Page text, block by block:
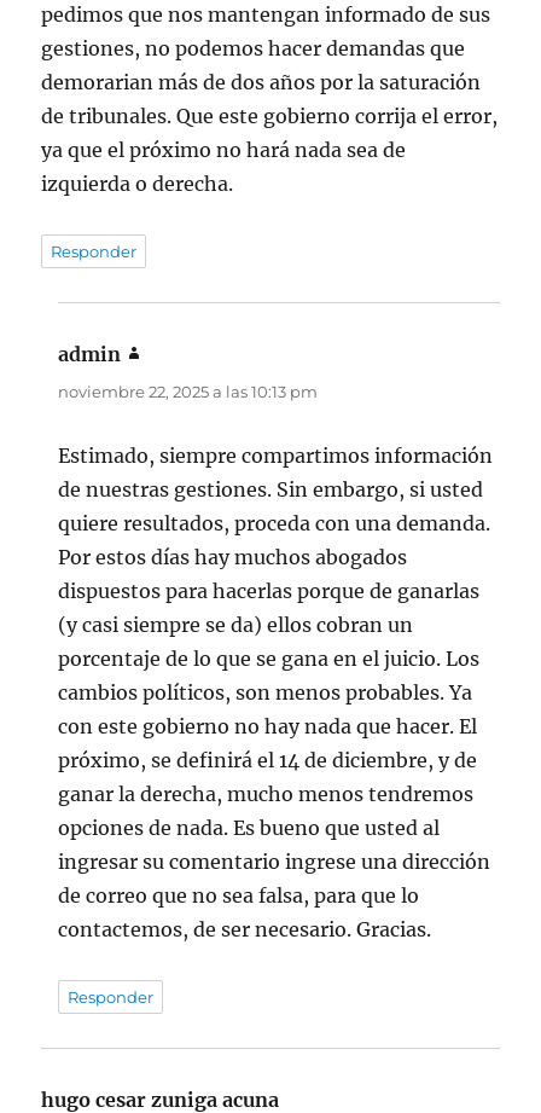
pedimos que nos mantengan informado de sus
gestiones, no podemos hacer demandas que
demorarian más de dos años por la saturación
de tribunales. Que este gobierno corrija el error,
ya que el próximo no hará nada sea de
izquierda o derecha.
Responder
admin
noviembre 22, 2025 a las 10:13 pm
Estimado, siempre compartimos información
de nuestras gestiones. Sin embargo, si usted
quiere resultados, proceda con una demanda.
Por estos días hay muchos abogados
dispuestos para hacerlas porque de ganarlas
(y casi siempre se da) ellos cobran un
porcentaje de lo que se gana en el juicio. Los
cambios políticos, son menos probables. Ya
con este gobierno no hay nada que hacer. El
próximo, se definirá el 14 de diciembre, y de
ganar la derecha, mucho menos tendremos
opciones de nada. Es bueno que usted al
ingresar su comentario ingrese una dirección
de correo que no sea falsa, para que lo
contactemos, de ser necesario. Gracias.
Responder
hugo cesar zuniga acuna